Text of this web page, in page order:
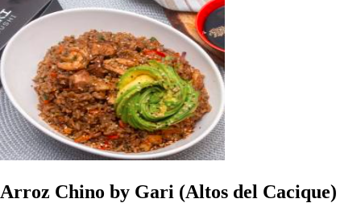
Arroz Chino by Gari (Altos del Cacique)